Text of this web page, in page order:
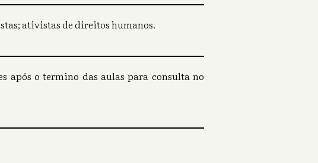
ativistas de direitos humanos.
após o termino das aulas para consulta no